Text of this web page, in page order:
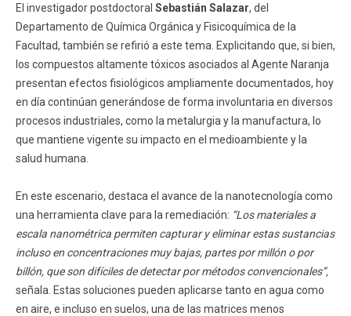
El investigador postdoctoral Sebastián Salazar, del
Departamento de Química Orgánica y Fisicoquímica de la
Facultad, también se refirió a este tema. Explicitando que, si bien,
los compuestos altamente tóxicos asociados al Agente Naranja
presentan efectos fisiológicos ampliamente documentados, hoy
en día continúan generándose de forma involuntaria en diversos
procesos industriales, como la metalurgia y la manufactura, lo
que mantiene vigente su impacto en el medioambiente y la
salud humana.
En este escenario, destaca el avance de la nanotecnología como
una herramienta clave para la remediación: “Los materiales a
escala nanométrica permiten capturar y eliminar estas sustancias
incluso en concentraciones muy bajas, partes por millón o por
billón, que son difíciles de detectar por métodos convencionales”,
señala. Estas soluciones pueden aplicarse tanto en agua como
en aire, e incluso en suelos, una de las matrices menos